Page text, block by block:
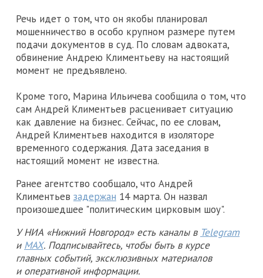
Речь идет о том, что он якобы планировал
мошенничество в особо крупном размере путем
подачи документов в суд. По словам адвоката,
обвинение Андрею Климентьеву на настоящий
момент не предъявлено.
Кроме того, Марина Ильичева сообщила о том, что
сам Андрей Климентьев расценивает ситуацию
как давление на бизнес. Сейчас, по ее словам,
Андрей Климентьев находится в изоляторе
временного содержания. Дата заседания в
настоящий момент не известна.
Ранее агентство сообщало, что Андрей
Климентьев задержан 14 марта. Он назвал
произошедшее "политическим цирковым шоу".
У НИА «Нижний Новгород» есть каналы в Telegram
и MAX. Подписывайтесь, чтобы быть в курсе
главных событий, эксклюзивных материалов
и оперативной информации.